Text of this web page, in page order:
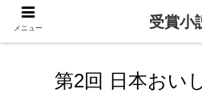
第2回 日本おい
メニュー 受賞小